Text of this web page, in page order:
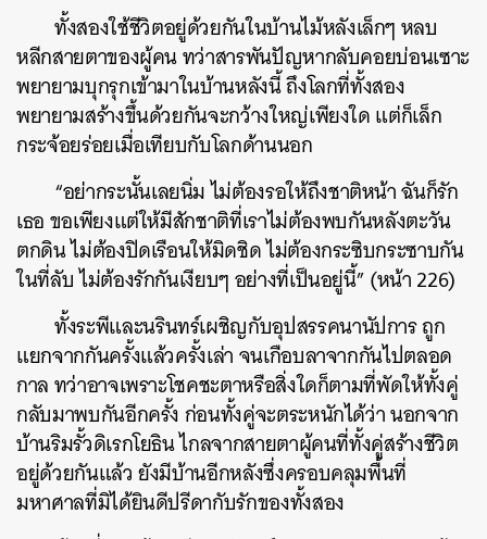
ทั้งสองใช้ชีวิตอยู่ด้วยกันในบ้านไม้หลังเล็กๆ หลบ
หลีกสายตาของผู้คน ทว่าสารพันปัญหากลับคอยบ่อนเซาะ
พยายามบุกรุกเข้ามาในบ้านหลังนี้ ถึงโลกที่ทั้งสอง
พยายามสร้างขึ้นด้วยกันจะกว้างใหญ่เพียงใด แต่ก็เล็ก
กระจ้อยร่อยเมื่อเทียบกับโลกด้านนอก
“อย่ากระนั้นเลยนิ่ม ไม่ต้องรอให้ถึงชาติหน้า ฉันก็รัก
เธอ ขอเพียงแต่ให้มีสักชาติที่เราไม่ต้องพบกันหลังตะวัน
ตกดิน ไม่ต้องปิดเรือนให้มิดชิด ไม่ต้องกระซิบกระซาบกัน
ในที่ลับ ไม่ต้องรักกันเงียบๆ อย่างที่เป็นอยู่นี้” (หน้า 226)
ทั้งระพีและนรินทร์เผชิญกับอุปสรรคนานัปการ ถูก
แยกจากกันครั้งแล้วครั้งเล่า จนเกือบลาจากกันไปตลอด
กาล ทว่าอาจเพราะโชคชะตาหรือสิ่งใดก็ตามที่พัดให้ทั้งคู่
กลับมาพบกันอีกครั้ง ก่อนทั้งคู่จะตระหนักได้ว่า นอกจาก
บ้านริมรั้วดิเรกโยธิน ไกลจากสายตาผู้คนที่ทั้งคู่สร้างชีวิต
อยู่ด้วยกันแล้ว ยังมีบ้านอีกหลังซึ่งครอบคลุมพื้นที่
มหาศาลที่มิได้ยินดีปรีดากับรักของทั้งสอง